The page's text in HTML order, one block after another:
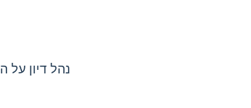
נהל דיון על ה